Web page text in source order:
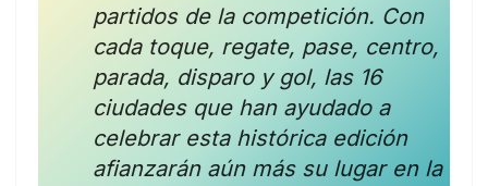
partidos de la competición. Con
cada toque, regate, pase, centro,
parada, disparo y gol, las 16
ciudades que han ayudado a
celebrar esta histórica edición
afianzarán aún más su lugar en la